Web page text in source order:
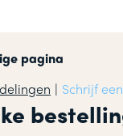
pagina
| Schrijf